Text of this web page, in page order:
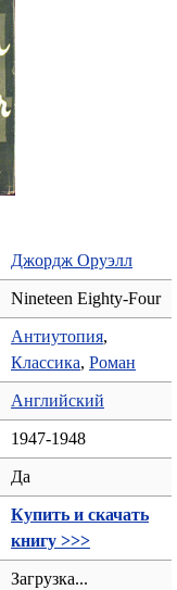
Джордж Оруэлл
Nineteen Eighty-Four
Антиутопия,
Классика, Роман
Английский
1947-1948
Да
Купить и скачать
книгу >>>
Загрузка...